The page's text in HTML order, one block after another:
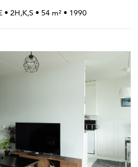
• 2H,K,S • 54 m² • 1990